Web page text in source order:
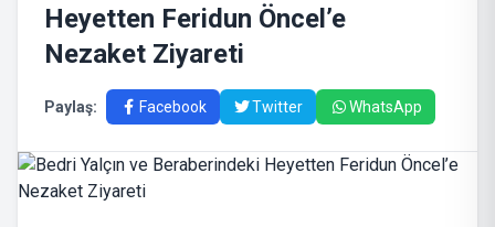
Heyetten Feridun Öncel’e
Nezaket Ziyareti
Paylaş: Facebook Twitter WhatsApp